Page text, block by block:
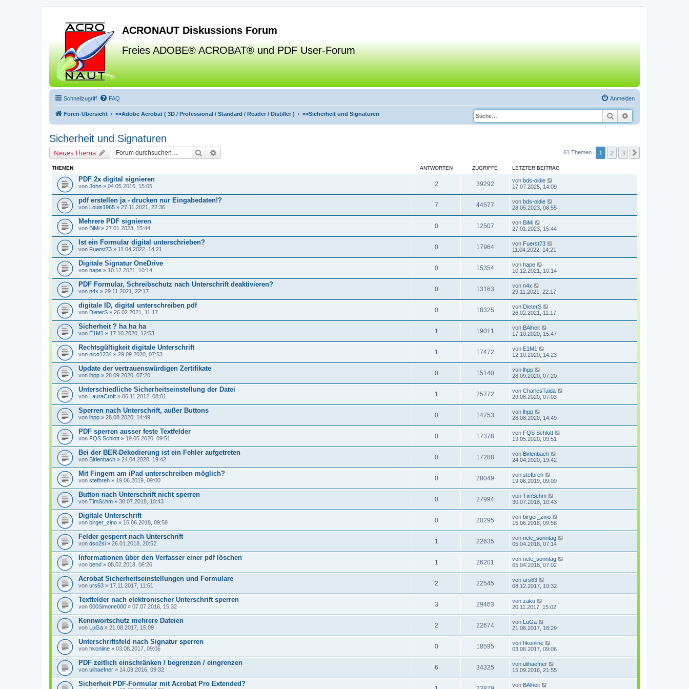
ACRONAUT Diskussions Forum
Freies ADOBE® ACROBAT® und PDF User-Forum
Schnellzugriff FAQ Anmelden
Foren-Übersicht <>Adobe Acrobat ( 3D / Professional / Standard / Reader / Distiller ) <>Sicherheit und Signaturen Suche
Sicherheit und Signaturen
Neues Thema Suche 61 Themen 1 2 3
THEMEN ANTWORTEN ZUGRIFFE LETZTER BEITRAG
PDF 2x digital signieren
von John » 04.05.2016, 15:05 2 39292 von bds-oldie
17.07.2025, 14:09
pdf erstellen ja - drucken nur Eingabedaten!?
von Louis1965 » 27.11.2021, 22:36 7 44577 von bds-oldie
28.05.2023, 08:55
Mehrere PDF signieren
von BiMi » 27.01.2023, 15:44 0 12507 von BiMi
27.01.2023, 15:44
Ist ein Formular digital unterschrieben?
von Fuerst73 » 11.04.2022, 14:21 0 17964 von Fuerst73
11.04.2022, 14:21
Digitale Signatur OneDrive
von hape » 10.12.2021, 10:14 0 15354 von hape
10.12.2021, 10:14
PDF Formular, Schreibschutz nach Unterschrift deaktivieren?
von n4x » 29.11.2021, 22:17 0 13163 von n4x
29.11.2021, 22:17
digitale ID, digital unterschreiben pdf
von DieterS » 26.02.2021, 11:17 0 18325 von DieterS
26.02.2021, 11:17
Sicherheit ? ha ha ha
von E1M1 » 17.10.2020, 12:53 1 19011 von BAlheit
17.10.2020, 15:47
Rechtsgültigkeit digitale Unterschrift
von nico1234 » 29.09.2020, 07:53 1 17472 von E1M1
12.10.2020, 14:23
Update der vertrauenswürdigen Zertifikate
von lhpp » 28.09.2020, 07:20 0 15140 von lhpp
28.09.2020, 07:20
Unterschiedliche Sicherheitseinstellung der Datei
von LauraCroft » 06.11.2012, 08:01 1 25772 von CharlesTaida
29.08.2020, 07:03
Sperren nach Unterschrift, außer Buttons
von lhpp » 28.08.2020, 14:49 0 14753 von lhpp
28.08.2020, 14:49
PDF sperren ausser feste Textfelder
von FQS Schlott » 19.05.2020, 09:51 0 17378 von FQS Schlott
19.05.2020, 09:51
Bei der BER-Dekodierung ist ein Fehler aufgetreten
von Birlenbach » 24.04.2020, 19:42 0 17288 von Birlenbach
24.04.2020, 19:42
Mit Fingern am iPad unterschreiben möglich?
von stefbreh » 19.06.2019, 09:00 0 28049 von stefbreh
19.06.2019, 09:00
Button nach Unterschrift nicht sperren
von TimSchm » 30.07.2018, 10:43 0 27994 von TimSchm
30.07.2018, 10:43
Digitale Unterschrift
von birger_zino » 15.06.2018, 09:58 0 20295 von birger_zino
15.06.2018, 09:58
Felder gesperrt nach Unterschrift
von dso2si » 26.01.2018, 20:52 1 22635 von nele_sonntag
05.04.2018, 07:14
Informationen über den Verfasser einer pdf löschen
von bend » 08.02.2018, 06:26 1 26201 von nele_sonntag
05.04.2018, 07:02
Acrobat Sicherheitseinstellungen und Formulare
von urs63 » 17.11.2017, 11:51 2 22545 von urs63
08.12.2017, 10:32
Textfelder nach elektronischer Unterschrift sperren
von 000Simone000 » 07.07.2016, 15:32 3 29463 von zaku
20.11.2017, 15:02
Kennwortschutz mehrere Dateien
von LuGa » 21.08.2017, 15:09 2 22674 von LuGa
21.08.2017, 18:29
Unterschriftsfeld nach Signatur sperren
von hkonline » 03.08.2017, 09:06 0 18595 von hkonline
03.08.2017, 09:06
PDF zeitlich einschränken / begrenzen / eingrenzen
von ulihaefner » 14.09.2016, 09:32 6 34325 von ulihaefner
15.09.2016, 21:55
Sicherheit PDF-Formular mit Acrobat Pro Extended? von BAlheit